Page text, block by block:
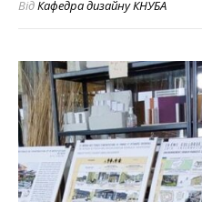
ВідКафедра дизайну КНУБА